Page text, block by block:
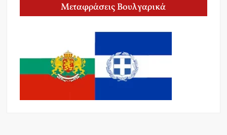
Μεταφράσεις Βουλγαρικά